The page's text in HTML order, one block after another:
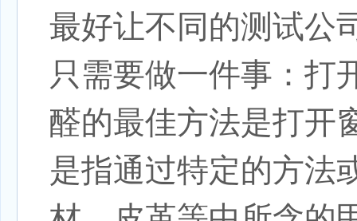
最好让不同的测试公
只需要做一件事：打
醛的最佳方法是打开
是指通过特定的方法